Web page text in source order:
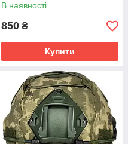
В наявності
850 ₴
Купити